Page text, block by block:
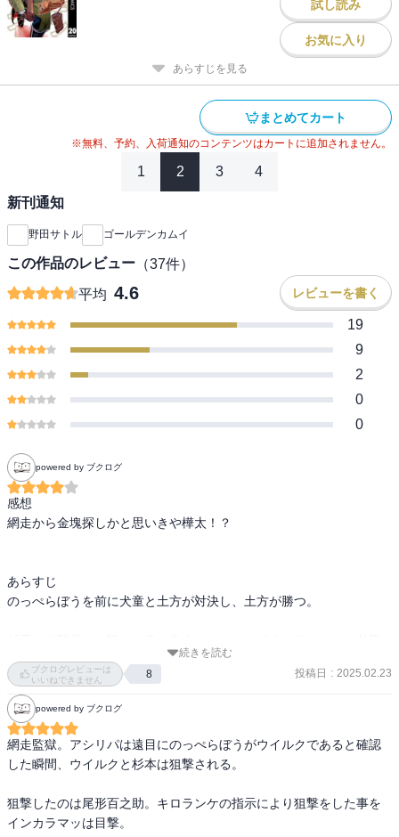
試し読み
お気に入り
あらすじを見る
まとめてカート
※無料、予約、入荷通知のコンテンツはカートに追加されません。
1 2 3 4
新刊通知
野田サトル ゴールデンカムイ
この作品のレビュー （37件）
平均 4.6 レビューを書く
19
9
2
0
0
powered by ブクログ
感想
網走から金塊探しかと思いきや樺太！？
あらすじ
のっぺらぼうを前に犬童と土方が対決し、土方が勝つ。
だった。金塊の在り方を伝えようとした瞬間に、尾形によって撃た
れる。
杉元も尾形に撃たれる。尾形とキロランケ、白石はアシリパを連れ
て樺太へ向かう。
は網走監獄の地下で潜んでいた。
続きを読む
ブクログレビューは
いいねできません
8 投稿日 : 2025.02.23
powered by ブクログ
網走監獄。アシリパは遠目にのっぺらぼうがウイルクであると確認
した瞬間、ウイルクと杉本は狙撃される。
狙撃したのは尾形百之助。キロランケの指示により狙撃をした事を
インカラマッは目撃。